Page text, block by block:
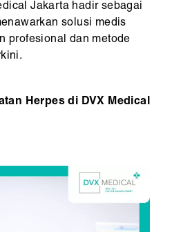
Jakarta hadir sebagai
solusi medis
profesional dan metode
Herpes di DVX Medical